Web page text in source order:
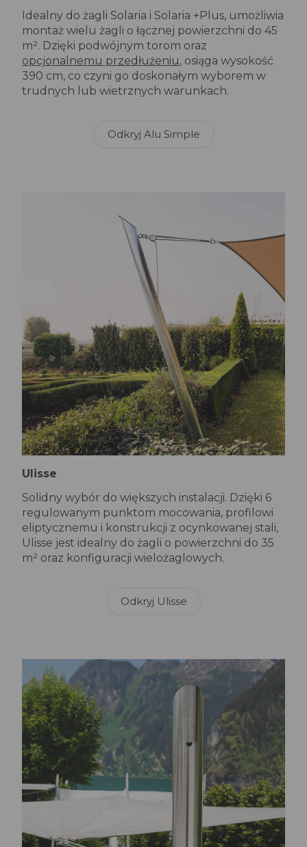
Idealny do żagli Solaria i Solaria +Plus, umożliwia
montaż wielu żagli o łącznej powierzchni do 45
m². Dzięki podwójnym torom oraz
opcjonalnemu przedłużeniu, osiąga wysokość
390 cm, co czyni go doskonałym wyborem w
trudnych lub wietrznych warunkach.
Odkryj Alu Simple
Ulisse
Solidny wybór do większych instalacji. Dzięki 6
regulowanym punktom mocowania, profilowi
eliptycznemu i konstrukcji z ocynkowanej stali,
Ulisse jest idealny do żagli o powierzchni do 35
m² oraz konfiguracji wielożaglowych.
Odkryj Ulisse